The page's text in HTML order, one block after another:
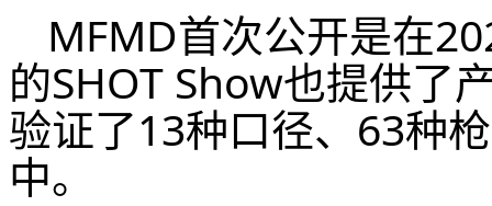
MFMD首次公开是在
的SHOT Show也提供了
验证了13种口径、63种
中。